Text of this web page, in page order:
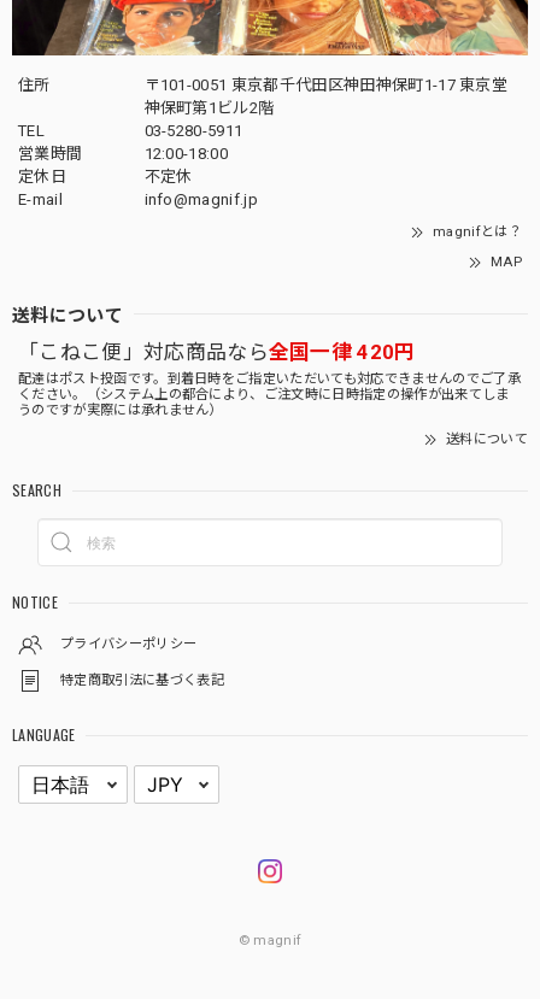
住所
〒101-0051 東京都千代田区神田神保町1-17 東京堂
神保町第1ビル2階
TEL
03-5280-5911
営業時間
12:00-18:00
定休日
不定休
E-mail
info@magnif.jp
magnifとは？
MAP
送料について
「こねこ便」対応商品なら全国一律 420円
配達はポスト投函です。到着日時をご指定いただいても対応できませんのでご了承
ください。（システム上の都合により、ご注文時に日時指定の操作が出来てしま
うのですが実際には承れません）
送料について
SEARCH
NOTICE
プライバシーポリシー
特定商取引法に基づく表記
LANGUAGE
© magnif